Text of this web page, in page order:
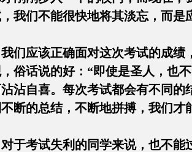
，我们不能很快地将其淡忘，
们应该正确面对这次考试的成绩
，俗话说的好：“即使是圣人，也
沾自喜。每次考试都会有不同的
不断的总结，不断地拼搏，我
于考试失利的同学来说，也不能